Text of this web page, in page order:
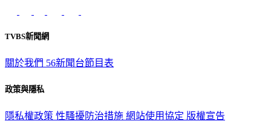
TVBS新聞網
關於我們 56新聞台節目表
政策與隱私
隱私權政策 性騷擾防治措施 網站使用協定 版權宣告